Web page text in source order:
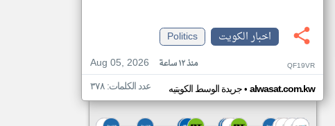
اخبار الكويت
Politics
Aug 05, 2026
منذ ١٢ ساعة QF19VR
جريدة الوسط الكويتيه• alwasat.com.kw عدد الكلمات: ٣٧٨